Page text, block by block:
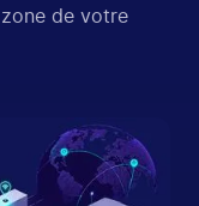
de votre